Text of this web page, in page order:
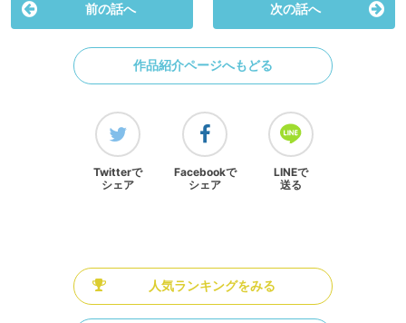
前の話へ 次の話へ
作品紹介ページへもどる
Twitterで
シェア
Facebookで
シェア
LINEで
送る
人気ランキングをみる